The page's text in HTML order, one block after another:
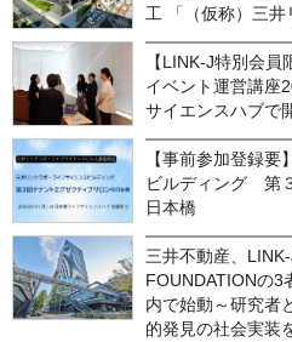
工 「（仮称）三
【LINK-J特別会
イベント運営講座
サイエンスハブで
【事前参加登録
ビルディング 第
日本橋
三井不動産、
FOUNDATIONの3
内で始動～研究者
的発見の社会実装